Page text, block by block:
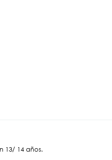
13/ 14 años.